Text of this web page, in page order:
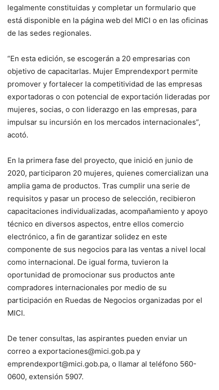
legalmente constituidas y completar un formulario que
está disponible en la página web del MICI o en las oficinas
de las sedes regionales.
“En esta edición, se escogerán a 20 empresarias con
objetivo de capacitarlas. Mujer Emprendexport permite
promover y fortalecer la competitividad de las empresas
exportadoras o con potencial de exportación lideradas por
mujeres, socias, o con liderazgo en las empresas, para
impulsar su incursión en los mercados internacionales”,
acotó.
En la primera fase del proyecto, que inició en junio de
2020, participaron 20 mujeres, quienes comercializan una
amplia gama de productos. Tras cumplir una serie de
requisitos y pasar un proceso de selección, recibieron
capacitaciones individualizadas, acompañamiento y apoyo
técnico en diversos aspectos, entre ellos comercio
electrónico, a fin de garantizar solidez en este
componente de sus negocios para las ventas a nivel local
como internacional. De igual forma, tuvieron la
oportunidad de promocionar sus productos ante
compradores internacionales por medio de su
participación en Ruedas de Negocios organizadas por el
MICI.
De tener consultas, las aspirantes pueden enviar un
correo a exportaciones@mici.gob.pa y
emprendexport@mici.gob.pa, o llamar al teléfono 560-
0600, extensión 5907.